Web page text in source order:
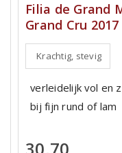
Filia de Grand
Grand Cru 2017
Krachtig, stevig
verleidelijk vol en
bij fijn rund of lam